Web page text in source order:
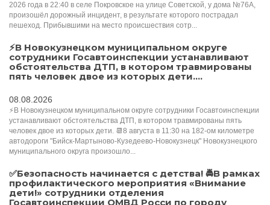
2026 года в 22:40 в селе Покровское на улице Советской, у дома №76А,
произошёл дорожный инцидент, в результате которого пострадал
пешеход. Прибывшими на место происшествия сотр...
⚡️В Новокузнецком муниципальном округе
сотрудники Госавтоинспекции устанавливают
обстоятельства ДТП, в котором травмированы
пять человек двое из которых дети....
08.08.2026
⚡️В Новокузнецком муниципальном округе сотрудники Госавтоинспекции
устанавливают обстоятельства ДТП, в котором травмированы пять
человек двое из которых дети. 📆8 августа в 11:30 на 182-ом километре
автодороги "Бийск-Мартыново-Кузедеево-Новокузнецк" Новокузнецкого
муниципального округа произошло...
✅Безопасность начинается с детства! 🚔В рамках
профилактического мероприятия «Внимание
дети!» сотрудники отделения
Госавтоинспекции ОМВД Росси по городу